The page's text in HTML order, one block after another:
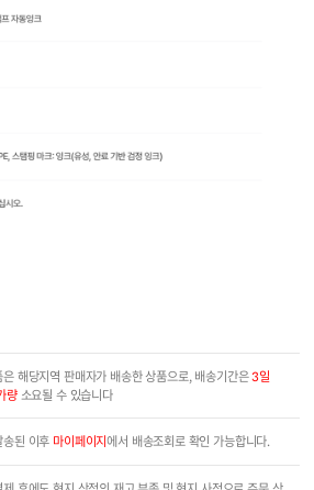
은 해당지역 판매자가 배송한 상품으로, 배송기간은3일
량소요될 수 있습니다
된 이후 마이페이지에서 배송조회로 확인 가능합니다.